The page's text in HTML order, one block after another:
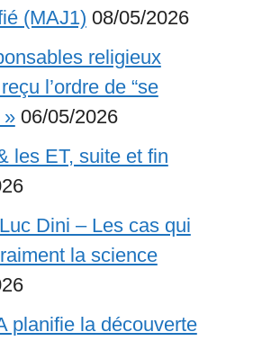
(MAJ1) 08/05/2026
religieux
l’ordre de “se
» 06/05/2026
les ET, suite et fin
Dini – Les cas qui
la science
planifie la découverte